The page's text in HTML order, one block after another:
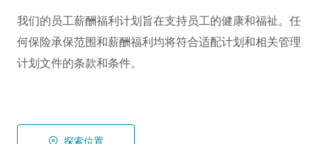
我们的员工薪酬福利计划旨在支持员工的健康和福祉。任
何保险承保范围和薪酬福利均将符合适配计划和相关管理
计划文件的条款和条件。
探索位置